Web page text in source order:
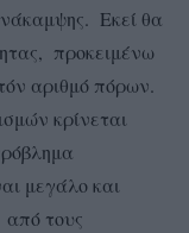
Εκεί θα
προκειμένω
αριθμό πόρων.
κρίνεται
μεγάλο και
από τους